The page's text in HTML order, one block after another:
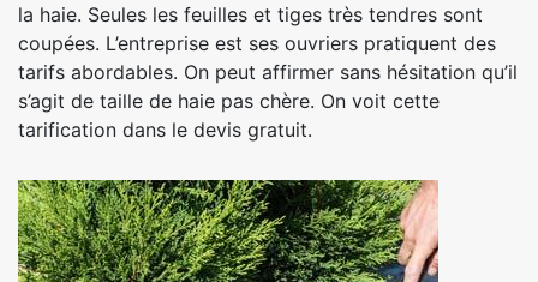
la haie. Seules les feuilles et tiges très tendres sont
coupées. L’entreprise est ses ouvriers pratiquent des
tarifs abordables. On peut affirmer sans hésitation qu’il
s’agit de taille de haie pas chère. On voit cette
tarification dans le devis gratuit.